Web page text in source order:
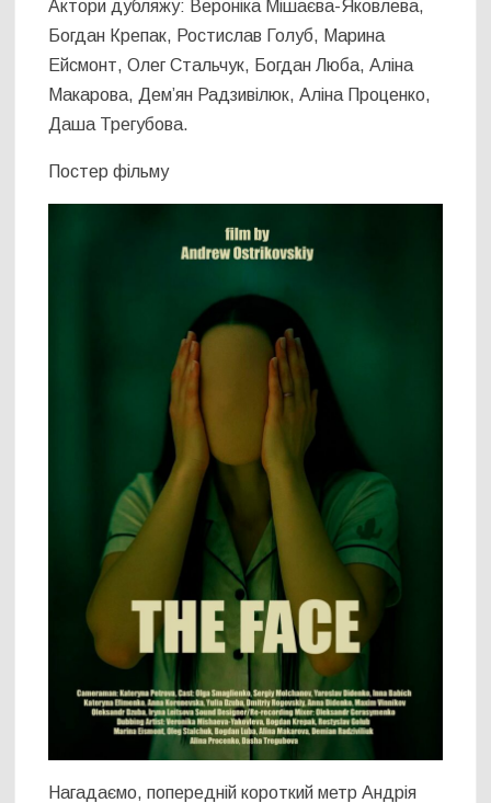
Актори дубляжу: Вероніка Мішаєва-Яковлева,
Богдан Крепак, Ростислав Голуб, Марина
Ейсмонт, Олег Стальчук, Богдан Люба, Аліна
Макарова, Дем’ян Радзивілюк, Аліна Проценко,
Даша Трегубова.
Постер фільму
Нагадаємо, попередній короткий метр Андрія